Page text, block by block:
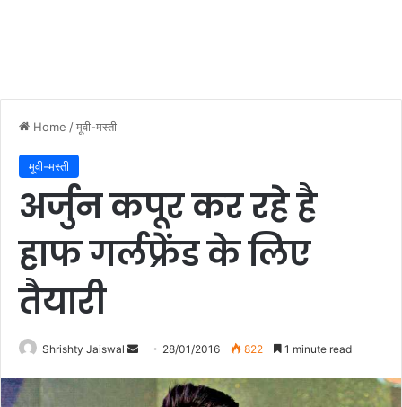
Home /मूवी-मस्ती
मूवी-मस्ती
अर्जुन कपूर कर रहे है
हाफ गर्लफ्रेंड के लिए
तैयारी
Shrishty Jaiswal 28/01/2016 822 1 minute read